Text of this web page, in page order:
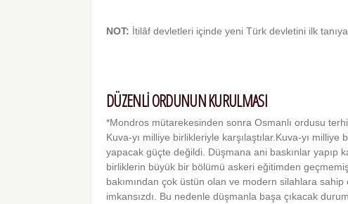
NOT: İtilâf devletleri içinde yeni Türk devletini ilk
DÜZENLİ ORDUNUN KURULMASI
*Mondros mütarekesinden sonra Osmanlı ordusu
Kuva-yı milliye birlikleriyle karşılaştılar.Kuva-yı
yapacak güçte değildi. Düşmana ani bas­kınlar yapıp
birliklerin büyük bir bölümü askeri eğitimden
bakımından çok üstün olan ve modern silah­lara
imkansızdı. Bu nedenle düşmanla başa çıkacak